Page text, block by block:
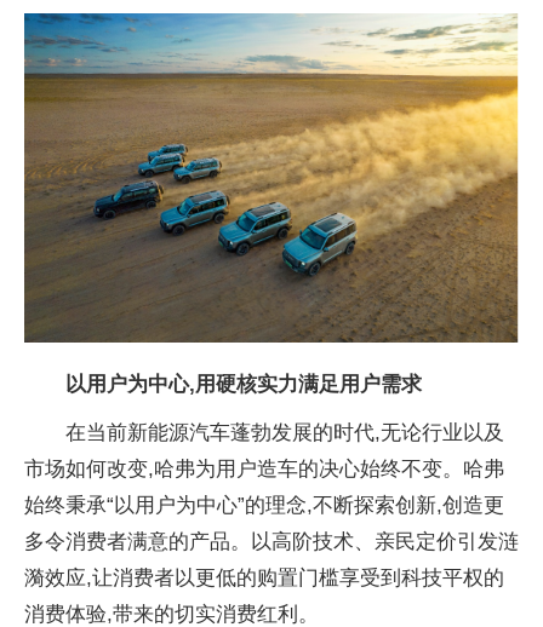
以用户为中心,用硬核实力满足用户需求
在当前新能源汽车蓬勃发展的时代,无论行业以及
市场如何改变,哈弗为用户造车的决心始终不变。哈弗
始终秉承“以用户为中心”的理念,不断探索创新,创造更
多令消费者满意的产品。以高阶技术、亲民定价引发涟
漪效应,让消费者以更低的购置门槛享受到科技平权的
消费体验,带来的切实消费红利。